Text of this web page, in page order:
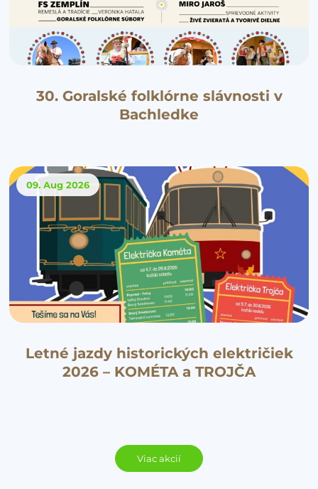
30. Goralské folklórne slávnosti v
Bachledke
09. Aug 2026
Letné jazdy historických električiek
2026 – KOMÉTA a TROJČA
Viac akcií